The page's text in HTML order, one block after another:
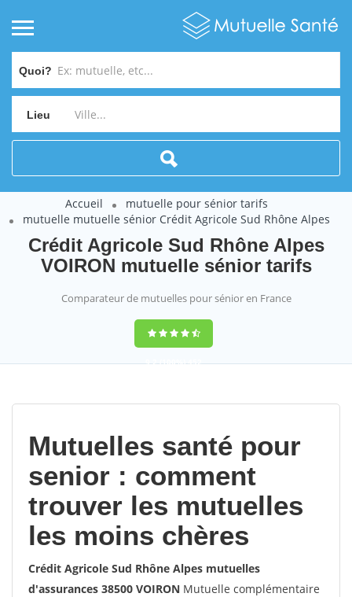
Quoi?
Lieu
Accueil
mutuelle pour sénior tarifs
mutuelle mutuelle sénior Crédit Agricole Sud Rhône Alpes
Crédit Agricole Sud Rhône Alpes
VOIRON mutuelle sénior tarifs
Comparateur de mutuelles pour sénior en France
9,2(100%)452
Mutuelles santé pour
senior : comment
trouver les mutuelles
les moins chères
Crédit Agricole Sud Rhône Alpes mutuelles
d'assurances 38500 VOIRON Mutuelle complémentaire